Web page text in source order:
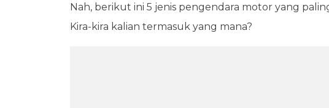
Nah, berikut ini 5 jenis pengendara motor yang
Kira-kira kalian termasuk yang mana?